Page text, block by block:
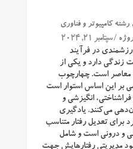
,رشته کامپیوتر و فناوری
/ سپتامبر 21, 2024
در فرآیند
زندگی دارد و یکی از
معاصر است. چهارچوب
‌بر این اساس استوار است
انگیزشی و
می‌کنند. یادگیری
برای تعدیل رفتار متناسب
و درونی است و شامل
مدیریتی رفتارهایش جهت